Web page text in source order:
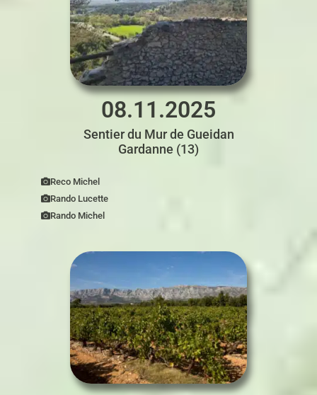
08.11.2025
Sentier du Mur de Gueidan
Gardanne (13)
Reco Michel
Rando Lucette
Rando Michel